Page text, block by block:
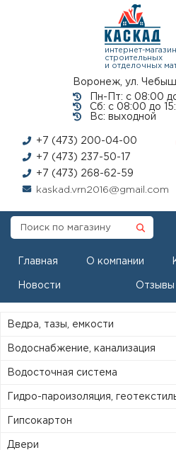
интернет-магазин
строительных
и отделочных
Воронеж, ул.
Пн-Пт: с 08:00
Сб: с 08:00 до
Вс: выходной
+7 (473) 200-04-00
+7 (473) 237-50-17
+7 (473) 268-62-59
kaskad.vrn2016@gmail.com
Главная О компании
Новости Отзывы
Ведра, тазы, емкости
Водоснабжение, канализация
Водосточная система
Гидро-пароизоляция,
Гипсокартон
Двери